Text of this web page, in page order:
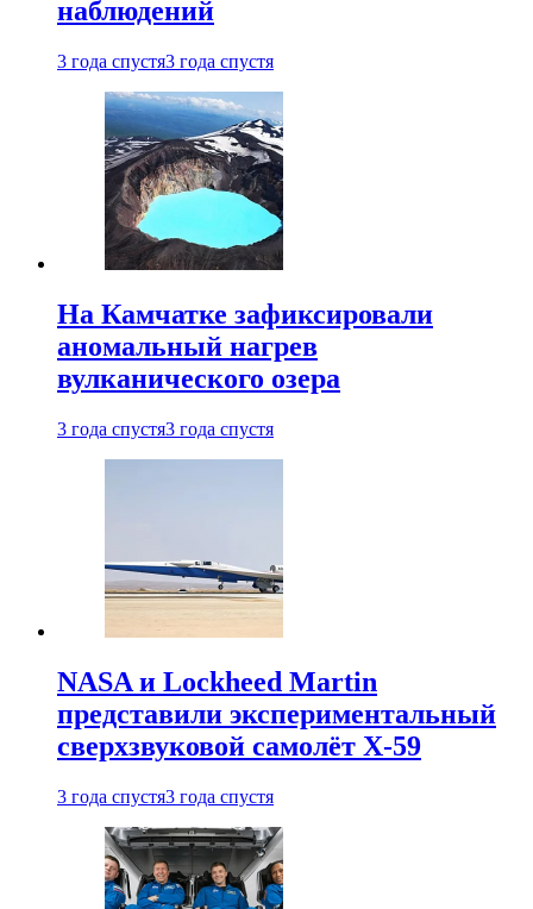
наблюдений
3 года спустя3 года спустя
На Камчатке зафиксировали
аномальный нагрев
вулканического озера
3 года спустя3 года спустя
NASA и Lockheed Martin
представили экспериментальный
сверхзвуковой самолёт X-59
3 года спустя3 года спустя